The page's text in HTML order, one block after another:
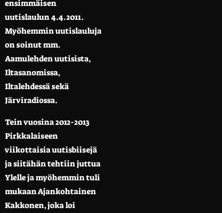
ensimmäisen
uutislaulun 4.4.2011.
Myöhemmin uutislauluja
on soinut mm.
Aamulehden uutisista,
Iltasanomissa,
Iltalehdessä sekä
Järviradiossa.
Tein vuosina 2012-2013
Pirkkalaiseen
viikottaisia uutisbiisejä
ja siitähän tehtiin juttua
Ylelle ja myöhemmin tuli
mukaan Ajankohtainen
Kakkonen, joka loi